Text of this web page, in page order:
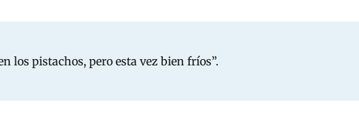
los pistachos, pero esta vez bien fríos”.